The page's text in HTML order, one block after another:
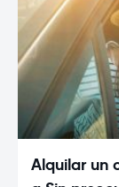
Alquilar un